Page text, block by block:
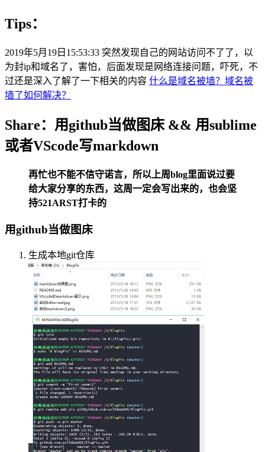
Tips：
2019年5月19日15:53:33 突然发现自己的网站访问不了了，以
为封ip和域名了，害怕，后面发现是网络连接问题，吓死，不
过还是深入了解了一下相关的内容 什么是域名被墙？域名被
墙了如何解决？
Share：用github当做图床 && 用sublime
或者VScode写markdown
再忙也不能不信守诺言，所以上周blog里面说过要
给大家分享的东西，这周一定会写出来的，也会坚
持521ARST打卡的
用github当做图床
生成本地git仓库